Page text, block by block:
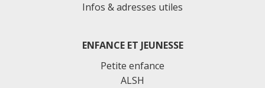
Infos & adresses utiles
ENFANCE ET JEUNESSE
Petite enfance
ALSH